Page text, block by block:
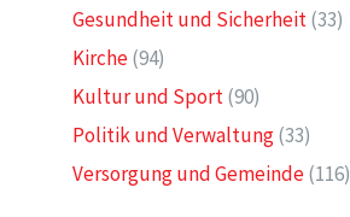
Gesundheit und Sicherheit(33)
Kirche(94)
Kultur und Sport(90)
Politik und Verwaltung(33)
Versorgung und Gemeinde(116)